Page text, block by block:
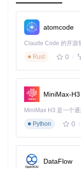
atomcode
Rust
0
MiniMax-H3
Python
0
DataFlow